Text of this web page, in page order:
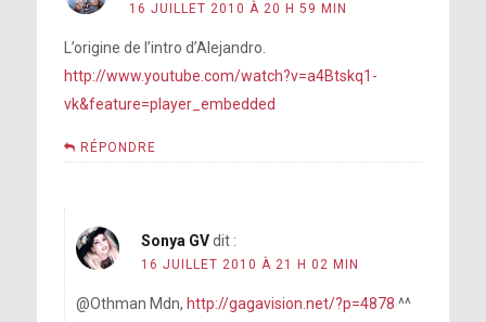
16 JUILLET 2010 À 20 H 59 MIN
L’origine de l’intro d’Alejandro.
http://www.youtube.com/watch?v=a4Btskq1-
vk&feature=player_embedded
RÉPONDRE
Sonya GV dit :
16 JUILLET 2010 À 21 H 02 MIN
@Othman Mdn, http://gagavision.net/?p=4878 ^^